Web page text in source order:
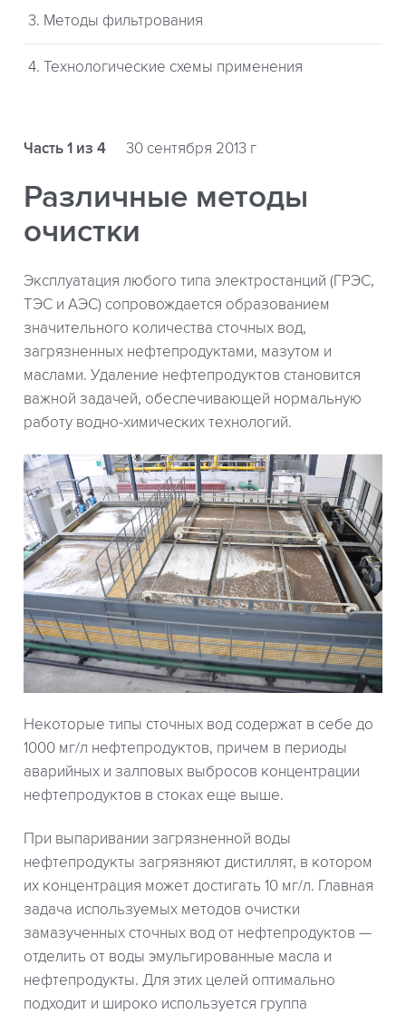
3. Методы фильтрования
4. Технологические схемы применения
Часть 1 из 4 30 сентября 2013 г
Различные методы
очистки
Эксплуатация любого типа электростанций (ГРЭС,
ТЭС и АЭС) сопровождается образованием
значительного количества сточных вод,
загрязненных нефтепродуктами, мазутом и
маслами. Удаление нефтепродуктов становится
важной задачей, обеспечивающей нормальную
работу водно-химических технологий.
Некоторые типы сточных вод содержат в себе до
1000 мг/л нефтепродуктов, причем в периоды
аварийных и залповых выбросов концентрации
нефтепродуктов в стоках еще выше.
При выпаривании загрязненной воды
нефтепродукты загрязняют дистиллят, в котором
их концентрация может достигать 10 мг/л. Главная
задача используемых методов очистки
замазученных сточных вод от нефтепродуктов —
отделить от воды эмульгированные масла и
нефтепродукты. Для этих целей оптимально
подходит и широко используется группа